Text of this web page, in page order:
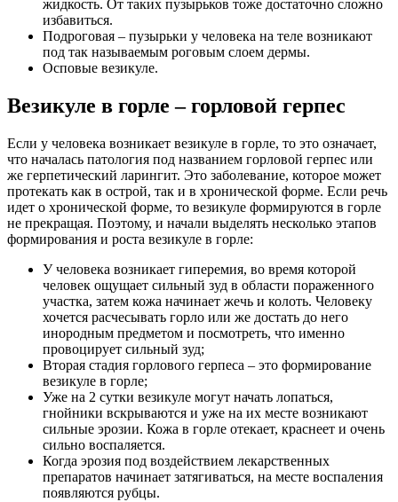
жидкость. От таких пузырьков тоже достаточно сложно
избавиться.
Подроговая – пузырьки у человека на теле возникают
под так называемым роговым слоем дермы.
Осповые везикуле.
Везикуле в горле – горловой герпес
Если у человека возникает везикуле в горле, то это означает,
что началась патология под названием горловой герпес или
же герпетический ларингит. Это заболевание, которое может
протекать как в острой, так и в хронической форме. Если речь
идет о хронической форме, то везикуле формируются в горле
не прекращая. Поэтому, и начали выделять несколько этапов
формирования и роста везикуле в горле:
У человека возникает гиперемия, во время которой
человек ощущает сильный зуд в области пораженного
участка, затем кожа начинает жечь и колоть. Человеку
хочется расчесывать горло или же достать до него
инородным предметом и посмотреть, что именно
провоцирует сильный зуд;
Вторая стадия горлового герпеса – это формирование
везикуле в горле;
Уже на 2 сутки везикуле могут начать лопаться,
гнойники вскрываются и уже на их месте возникают
сильные эрозии. Кожа в горле отекает, краснеет и очень
сильно воспаляется.
Когда эрозия под воздействием лекарственных
препаратов начинает затягиваться, на месте воспаления
появляются рубцы.